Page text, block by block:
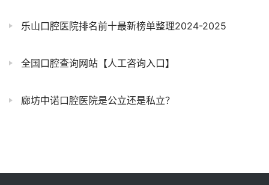
乐山口腔医院排名前十最新榜单整理2024-2025
全国口腔查询网站【人工咨询入口】
廊坊中诺口腔医院是公立还是私立？